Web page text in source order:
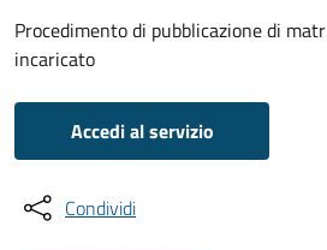
Procedimento di pubblicazione di
incaricato
Accedi al servizio
Condividi